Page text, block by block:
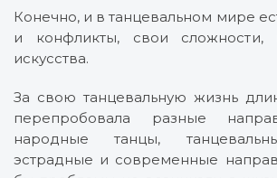
Конечно, и в танцевальном мире
и конфликты, свои
искусства.
За свою танцевальную жизнь
перепробовала разные
народные танцы,
эстрадные и современные